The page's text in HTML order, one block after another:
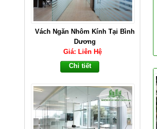
Vách Ngăn Nhôm Kính Tại Bình
Dương
Giá: Liên Hệ
Chi tiết